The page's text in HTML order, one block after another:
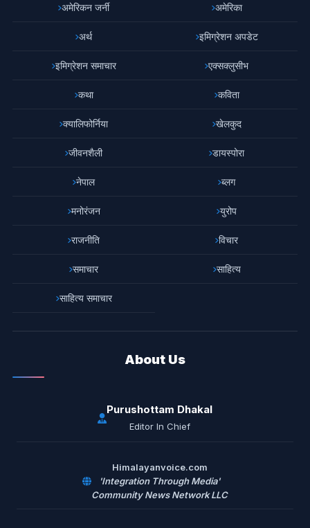
अमेरिकन जर्नी अमेरिका
अर्थ इमिग्रेशन अपडेट
इमिग्रेशन समाचार एक्सक्लुसीभ
कथा कविता
क्यालिफोर्निया खेलकुद
जीवनशैली डायस्पोरा
नेपाल ब्लग
मनोरंजन युरोप
राजनीति विचार
समाचार साहित्य
साहित्य समाचार
About Us
Purushottam Dhakal
Editor In Chief
Himalayanvoice.com
'Integration Through Media'
Community News Network LLC